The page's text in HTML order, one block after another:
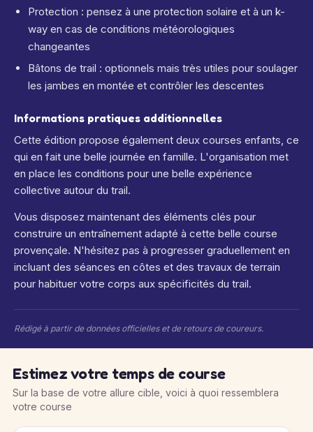
Protection : pensez à une protection solaire et à un k-
way en cas de conditions météorologiques
changeantes
Bâtons de trail : optionnels mais très utiles pour soulager
les jambes en montée et contrôler les descentes
Informations pratiques additionnelles
Cette édition propose également deux courses enfants, ce
qui en fait une belle journée en famille. L'organisation met
en place les conditions pour une belle expérience
collective autour du trail.
Vous disposez maintenant des éléments clés pour
construire un entraînement adapté à cette belle course
provençale. N'hésitez pas à progresser graduellement en
incluant des séances en côtes et des travaux de terrain
pour habituer votre corps aux spécificités du trail.
Rédigé à partir de données officielles et de retours de coureurs.
Estimez votre temps de course
Sur la base de votre allure cible, voici à quoi ressemblera
votre course